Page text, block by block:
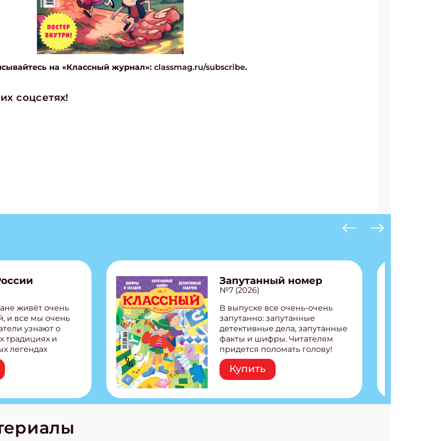
на «Классный журнал»: classmag.ru/subscribe.
соцсетях!
живёт очень
и все мы очень
узнают о
традициях и
легендах
Внутри:
игра
Традиционные
приключения!
Запутанный номер
№7 (2026)
В выпуске все очень-очень
запутанно: запутанные
детективные дела, запутанные
факты и шифры. Читателям
придется поломать голову!
Внутри: Шифры и
расшифровки Плетем
запутанные поделки
Ищем коды 3 комикса
Купить